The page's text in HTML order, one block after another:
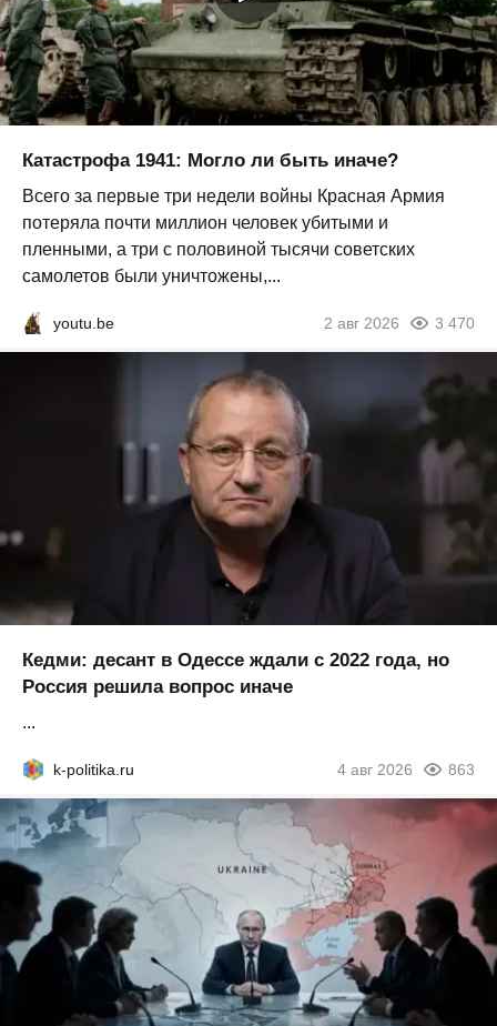
Катастрофа 1941: Могло ли быть иначе?
Всего за первые три недели войны Красная Армия
потеряла почти миллион человек убитыми и
пленными, а три с половиной тысячи советских
самолетов были уничтожены,...
youtu.be 2 авг 2026 3 470
Кедми: десант в Одессе ждали с 2022 года, но
Россия решила вопрос иначе
...
k-politika.ru 4 авг 2026 863